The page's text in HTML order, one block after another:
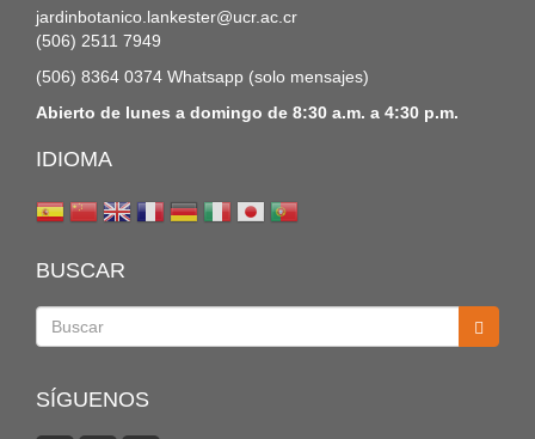
jardinbotanico.lankester@ucr.ac.cr
(506) 2511 7949
(506) 8364 0374 Whatsapp (solo mensajes)
Abierto de lunes a domingo de 8:30 a.m. a 4:30 p.m.
IDIOMA
BUSCAR
SÍGUENOS